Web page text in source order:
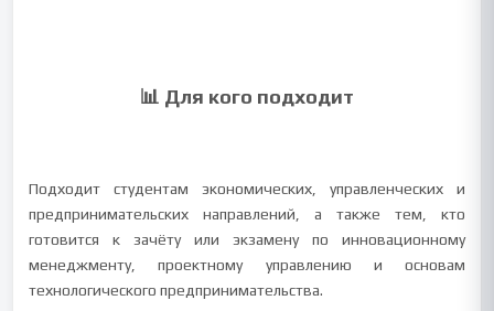
📊 Для кого подходит
Подходит студентам экономических, управленческих и
предпринимательских направлений, а также тем, кто
готовится к зачёту или экзамену по инновационному
менеджменту, проектному управлению и основам
технологического предпринимательства.